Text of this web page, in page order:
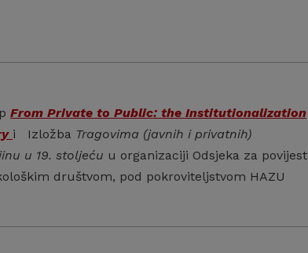
From Private to Public: the Institutionalization
i Izložba Tragovima (javnih i privatnih)
u 19. stoljeću u organizaciji Odsjeka za povijest
društvom, pod pokroviteljstvom HAZU